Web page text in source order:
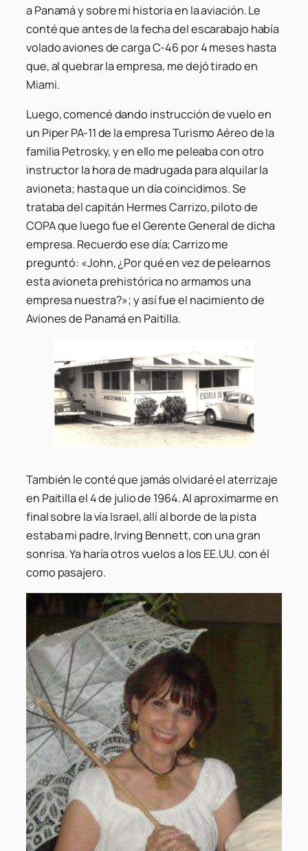
a Panamá y sobre mi historia en la aviación. Le
conté que antes de la fecha del escarabajo había
volado aviones de carga C-46 por 4 meses hasta
que, al quebrar la empresa, me dejó tirado en
Miami.
Luego, comencé dando instrucción de vuelo en
un Piper PA-11 de la empresa Turismo Aéreo de la
familia Petrosky, y en ello me peleaba con otro
instructor la hora de madrugada para alquilar la
avioneta; hasta que un día coincidimos. Se
trataba del capitán Hermes Carrizo, piloto de
COPA que luego fue el Gerente General de dicha
empresa. Recuerdo ese día; Carrizo me
preguntó: «John, ¿Por qué en vez de pelearnos
esta avioneta prehistórica no armamos una
empresa nuestra?»; y así fue el nacimiento de
Aviones de Panamá en Paitilla.
También le conté que jamás olvidaré el aterrizaje
en Paitilla el 4 de julio de 1964. Al aproximarme en
final sobre la vía Israel, allí al borde de la pista
estaba mi padre, Irving Bennett, con una gran
sonrisa. Ya haría otros vuelos a los EE.UU. con él
como pasajero.